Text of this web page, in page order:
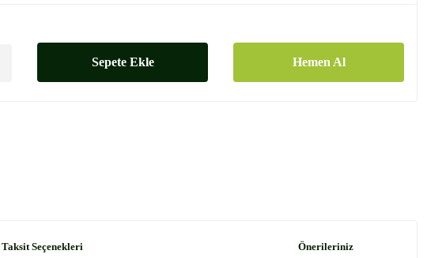
Sepete Ekle Hemen Al
Taksit Seçenekleri Önerileriniz